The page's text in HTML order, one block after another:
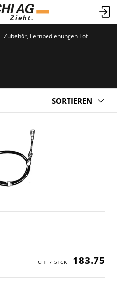
Zubehör, Fernbedienungen Lof
SORTIEREN
183.75